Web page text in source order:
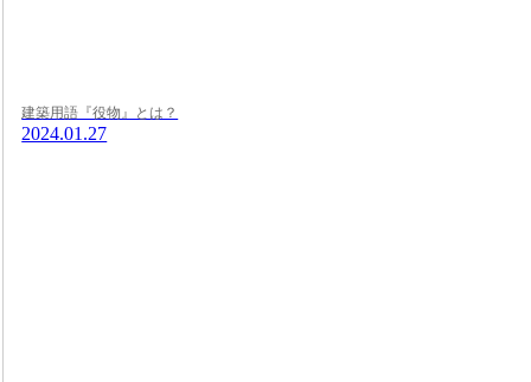
建築用語『役物』とは？
2024.01.27